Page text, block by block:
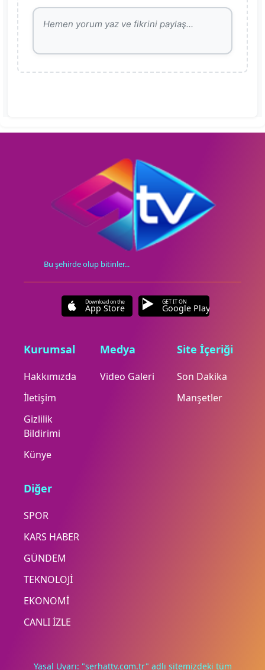
Bu şehirde olup bitinler...
Download on the
App Store
GET IT ON
Google Play
Kurumsal
Hakkımızda
İletişim
Gizlilik
Bildirimi
Künye
Medya
Video Galeri
Site İçeriği
Son Dakika
Manşetler
Diğer
SPOR
KARS HABER
GÜNDEM
TEKNOLOJİ
EKONOMİ
CANLI İZLE
Yasal Uyarı: "serhattv.com.tr" adlı sitemizdeki tüm